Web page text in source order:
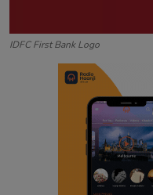
IDFC First Bank Logo